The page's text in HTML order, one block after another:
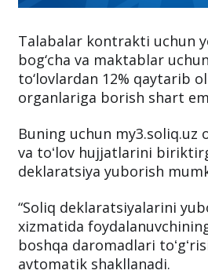
Talabalar kontrakti uchun
bog‘cha va maktablar
to‘lovlardan 12% qaytarib
organlariga borish shart
Buning uchun my3.soliq.uz
va toʻlov hujjatlarini
deklaratsiya yuborish
“Soliq deklaratsiyalarini
xizmatida
boshqa daromadlari
avtomatik shakllanadi.